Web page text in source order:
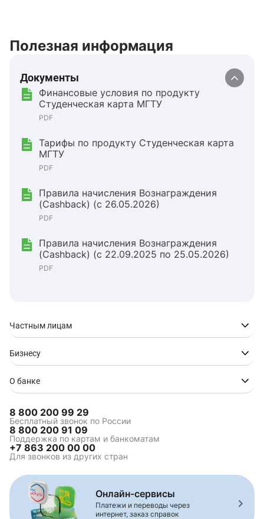
Полезная информация
Документы
Финансовые условия по продукту
Студенческая карта МГТУ
PDF
Тарифы по продукту Студенческая карта
МГТУ
PDF
Правила начисления Вознаграждения
(Cashback) (с 26.05.2026)
PDF
Правила начисления Вознаграждения
(Cashback) (с 22.09.2025 по 25.05.2026)
PDF
Частным лицам
Бизнесу
О банке
8 800 200 99 29
Бесплатный звонок по России
8 800 200 91 09
Поддержка по картам и банкоматам
+7 863 200 00 00
Для звонков из других стран
Онлайн-сервисы
Платежи и переводы через
интернет, заказ справок